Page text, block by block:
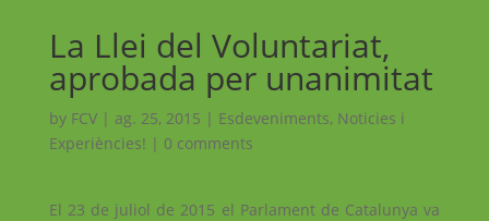
La Llei del Voluntariat,
aprobada per unanimitat
by FCV| ag. 25, 2015 | Esdeveniments, Noticies i
Experiències! | 0 comments
El 23 de juliol de 2015 el Parlament de Catalunya va